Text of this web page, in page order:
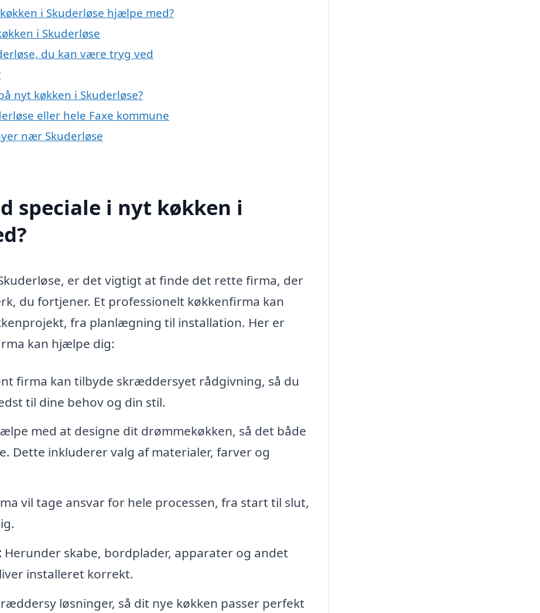
i Skuderløse hjælpe med?
i Skuderløse
du kan være tryg ved
nyt køkken i Skuderløse?
eller hele Faxe kommune
nær Skuderløse
speciale i nyt køkken i
er det vigtigt at finde det rette firma, der
du fortjener. Et professionelt køkkenfirma kan
fra planlægning til installation. Her er
kan hjælpe dig:
firma kan tilbyde skræddersyet rådgivning, så du
til dine behov og din stil.
med at designe dit drømmekøkken, så det både
Dette inkluderer valg af materialer, farver og
vil tage ansvar for hele processen, fra start til slut,
Herunder skabe, bordplader, apparater og andet
installeret korrekt.
løsninger, så dit nye køkken passer perfekt